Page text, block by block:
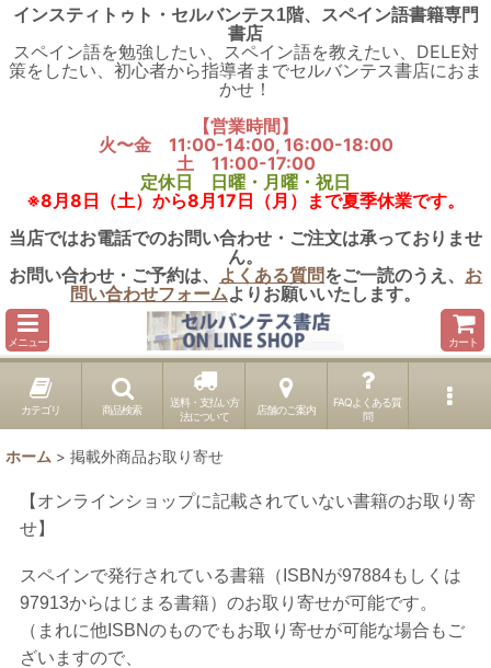
インスティトゥト・セルバンテス1階、スペイン語書籍専門
書店
スペイン語を勉強したい、スペイン語を教えたい、DELE対
策をしたい、初心者から指導者までセルバンテス書店におま
かせ！
【営業時間】
火〜金 11:00-14:00, 16:00-18:00
土 11:00-17:00
定休日 日曜・月曜・祝日
※8月8日（土）から8月17日（月）まで夏季休業です。
当店ではお電話でのお問い合わせ・ご注文は承っておりませ
ん。
お問い合わせ・ご予約は、 よくある質問をご一読のうえ、 お
問い合わせフォームよりお願いいたします。
メニュー カート
カテゴリ 商品検索
送料・支払い方
法について
店舗のご案内
FAQよくある質
問
ホーム > 掲載外商品お取り寄せ
【オンラインショップに記載されていない書籍のお取り寄
せ】
スペインで発行されている書籍（ISBNが97884もしくは
97913からはじまる書籍）のお取り寄せが可能です。
（まれに他ISBNのものでもお取り寄せが可能な場合もご
ざいますので、